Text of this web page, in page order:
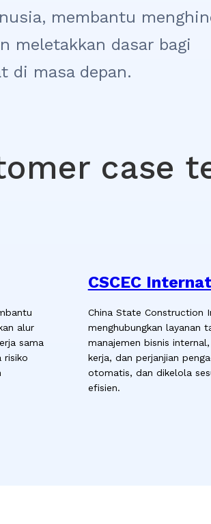
membantu
meletakkan dasar bagi
di masa depan.
case
alur
sama
risiko
CSCEC
China State Construction
menghubungkan layanan
manajemen bisnis
kerja, dan perjanjian
otomatis, dan dikelola
efisien.